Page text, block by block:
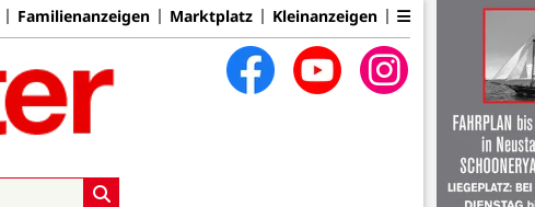
Familienanzeigen Marktplatz Kleinanzeigen